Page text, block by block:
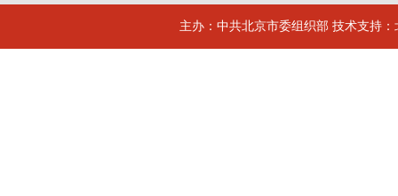
主办：中共北京市委组织部 技术支持